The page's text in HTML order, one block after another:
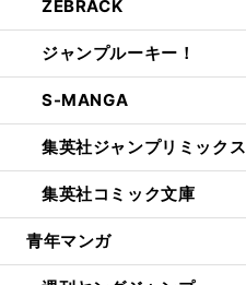
ZEBRACK
ジャンプルーキー！
S-MANGA
集英社ジャンプリミックス
集英社コミック文庫
青年マンガ